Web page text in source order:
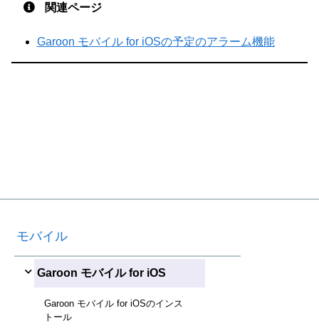
関連ページ
Garoon モバイル for iOSの予定のアラーム機能
モバイル
Garoon モバイル for iOS
Garoon モバイル for iOSのインス
トール